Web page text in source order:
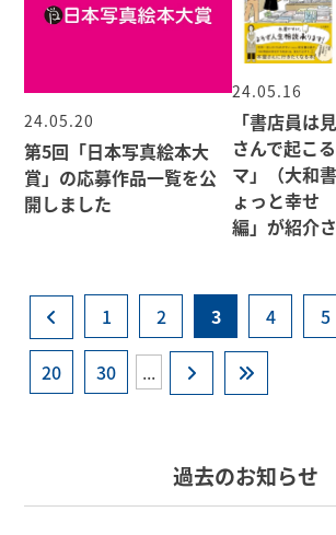
24.05.20
第5回「日本写真絵本大
賞」の応募作品一覧を公
開しました
24.05.16
「書店員は
さんで起こ
マ」（大和
ょっと幸せ
編」が紹介さ
1 2 3 4 5
20 30 ...
過去のお知らせ